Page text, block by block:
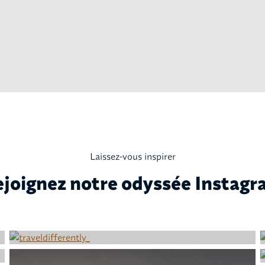
Laissez-vous inspirer
notre odyssée